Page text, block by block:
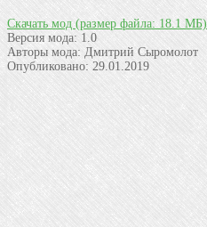
Скачать мод (размер файла: 18.1 МБ)
Версия мода: 1.0
Авторы мода: Дмитрий Сыромолот
Опубликовано: 29.01.2019